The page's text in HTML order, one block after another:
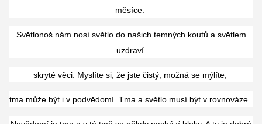
měsíce.
Světlonoš nám nosí světlo do našich temných koutů a světlem
uzdraví
skryté věci. Myslíte si, že jste čistý, možná se mýlíte,
tma může být i v podvědomí. Tma a světlo musí být v rovnováze.